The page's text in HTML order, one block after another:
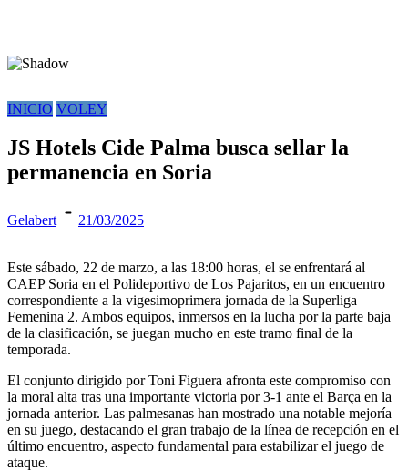
INICIO VOLEY
JS Hotels Cide Palma busca sellar la
permanencia en Soria
Gelabert 21/03/2025
Este sábado, 22 de marzo, a las 18:00 horas, el se enfrentará al
CAEP Soria en el Polideportivo de Los Pajaritos, en un encuentro
correspondiente a la vigesimoprimera jornada de la Superliga
Femenina 2. Ambos equipos, inmersos en la lucha por la parte baja
de la clasificación, se juegan mucho en este tramo final de la
temporada.
El conjunto dirigido por Toni Figuera afronta este compromiso con
la moral alta tras una importante victoria por 3-1 ante el Barça en la
jornada anterior. Las palmesanas han mostrado una notable mejoría
en su juego, destacando el gran trabajo de la línea de recepción en el
último encuentro, aspecto fundamental para estabilizar el juego de
ataque.